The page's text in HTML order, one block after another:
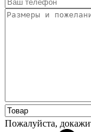
Пожалуйста,